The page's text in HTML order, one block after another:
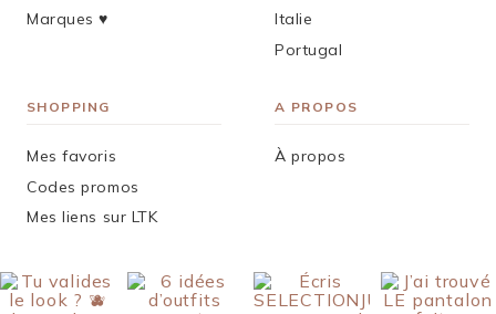
Marques ♥︎
Italie
Portugal
SHOPPING
Mes favoris
Codes promos
Mes liens sur LTK
A PROPOS
À propos